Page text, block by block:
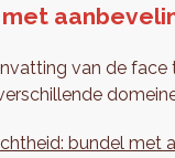
met
van de
bundel met